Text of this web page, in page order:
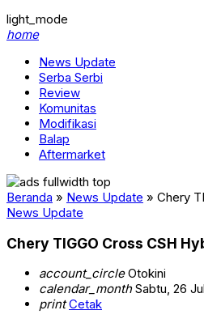
light_mode
home
News Update
Serba Serbi
Review
Komunitas
Modifikasi
Balap
Aftermarket
Beranda » News Update » Chery
News Update
Chery TIGGO Cross CSH
account_circleOtokini
calendar_monthSabtu, 26
print Cetak